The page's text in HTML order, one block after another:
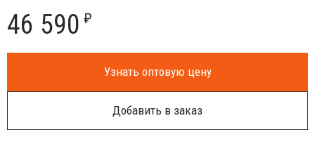
46 590 ₽
Узнать оптовую цену
Добавить в заказ